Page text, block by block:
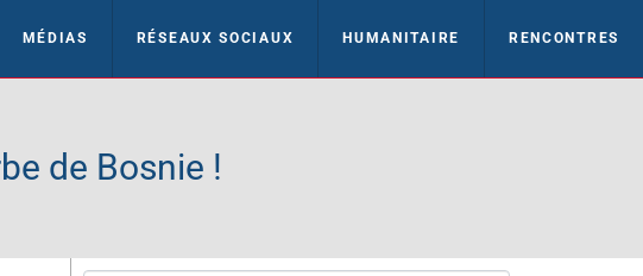
MÉDIAS RÉSEAUX SOCIAUX HUMANITAIRE RENCONTRES
de Bosnie !